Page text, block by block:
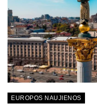
EUROPOS NAUJIENOS